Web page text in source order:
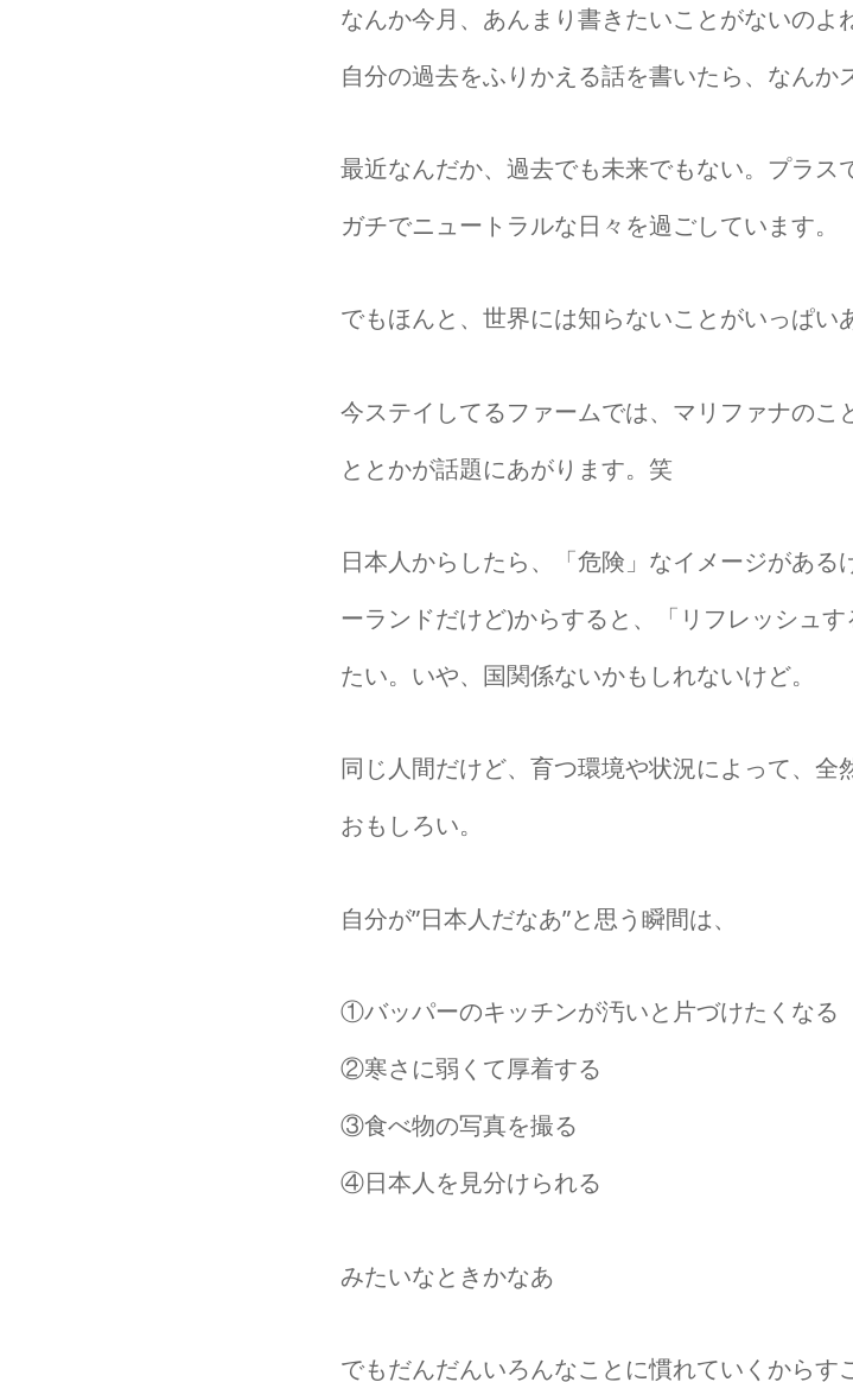
なんか今月、あんまり書きたいことがないのよ
自分の過去をふりかえる話を書いたら、なんか
最近なんだか、過去でも未来でもない。プラス
ガチでニュートラルな日々を過ごしています。
でもほんと、世界には知らないことがいっぱい
今ステイしてるファームでは、マリファナのこ
ととかが話題にあがります。笑
日本人からしたら、「危険」なイメージがあ
ーランドだけど)からすると、「リフレッシュ
たい。いや、国関係ないかもしれないけど。
同じ人間だけど、育つ環境や状況によって、全
おもしろい。
自分が”日本人だなあ”と思う瞬間は、
①バッパーのキッチンが汚いと片づけたくなる
②寒さに弱くて厚着する
③食べ物の写真を撮る
④日本人を見分けられる
みたいなときかなあ
でもだんだんいろんなことに慣れていくからす